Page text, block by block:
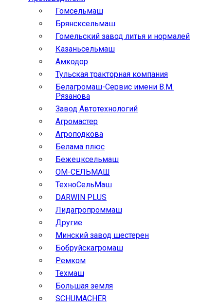
Гомсельмаш
Брянсксельмаш
Гомельский завод литья и нормалей
Казаньсельмаш
Амкодор
Тульская тракторная компания
Белагромаш-Сервис имени В.М.
Рязанова
Завод Автотехнологий
Агромастер
Агроподкова
Белама плюс
Бежецксельмаш
ОМ-СЕЛЬМАШ
ТехноСельМаш
DARWIN PLUS
Лидагропроммаш
Другие
Минский завод шестерен
Бобруйскагромаш
Ремком
Техмаш
Большая земля
SCHUMACHER